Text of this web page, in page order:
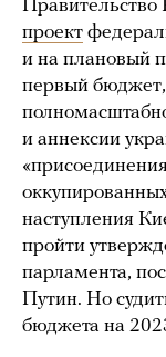
Правительство
проект
и на плановый
первый бюджет,
и аннексии
наступления
пройти
парламента,
Путин. Но
бюджета на